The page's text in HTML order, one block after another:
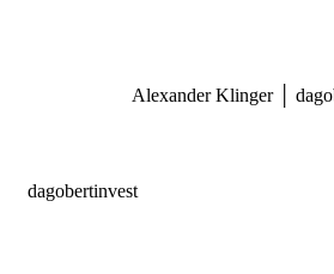
Alexander Klinger │
dagobertinvest